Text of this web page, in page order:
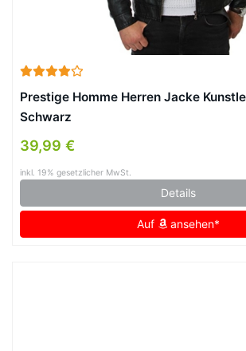
Prestige Homme Herren Jacke
Schwarz
39,99 €
inkl. 19% gesetzlicher MwSt.
Details
Auf ansehen*